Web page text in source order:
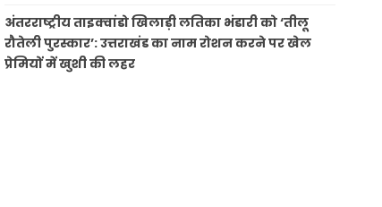
अंतरराष्ट्रीय ताइक्वांडो खिलाड़ी लतिका भंडारी को ‘तीलू
रौतेली पुरस्कार’: उत्तराखंड का नाम रोशन करने पर खेल
प्रेमियों में खुशी की लहर